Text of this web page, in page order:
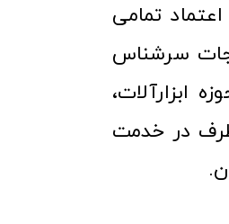
تمامی
جات سرشناس
ابزارآلات،
در خدمت